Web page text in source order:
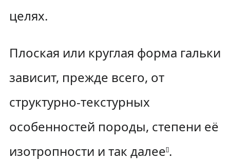
целях.
Плоская или круглая форма гальки
зависит, прежде всего, от
структурно-текстурных
особенностей породы, степени её
изотропности и так далее[].